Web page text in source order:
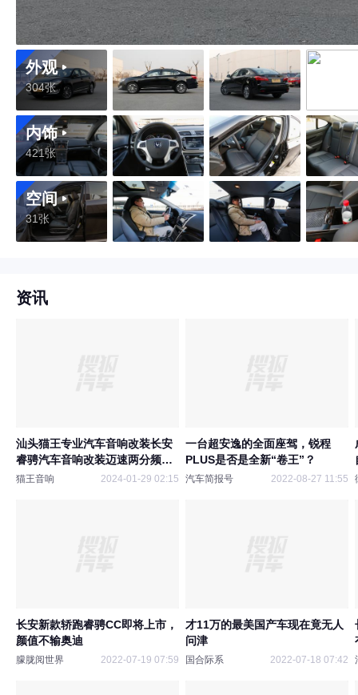
外观
304张
内饰
421张
空间
31张
资讯
汕头猫王专业汽车音响改装​长安
睿骋汽车音响改装迈速两分频喇
叭
猫王音响 2024-01-29 02:15
一台超安逸的全面座驾，锐程
PLUS是否是全新“卷王”？
汽车简报号 2022-08-27 11:55
长安新款轿跑睿骋CC即将上市，
颜值不输奥迪
朦胧阅世界 2022-07-19 07:59
才11万的最美国产车现在竟无人
问津
国合际系 2022-07-18 07:42